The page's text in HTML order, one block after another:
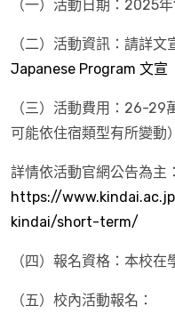
（一）活動日期：2025
（二）活動資訊：請詳文
Japanese Program 文宣
（三）活動費用：26-29
可能依住宿類型有所變動
詳情依活動官網公告為主：
https://
kindai/short-term/
（四）報名資格：本校在
（五）校內活動報名：